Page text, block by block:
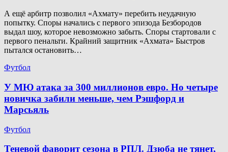
А ещё арбитр позволил «Ахмату» перебить неудачную
попытку. Споры начались с первого эпизода Безбородов
выдал шоу, которое невозможно забыть. Споры стартовали с
первого пенальти. Крайний защитник «Ахмата» Быстров
пытался остановить…
Футбол
У МЮ атака за 300 миллионов евро. Но четыре
новичка забили меньше, чем Рэшфорд и
Марсьяль
Футбол
Теневой фаворит сезона в РПЛ. Дзюба не тянет,